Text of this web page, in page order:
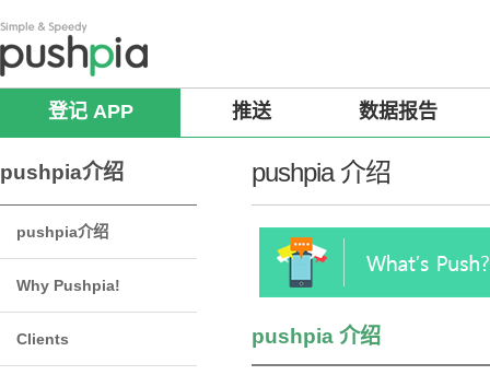
登记 APP 推送 数据报告
pushpia介绍
pushpia介绍
Why Pushpia!
Clients
pushpia 介绍
pushpia 介绍